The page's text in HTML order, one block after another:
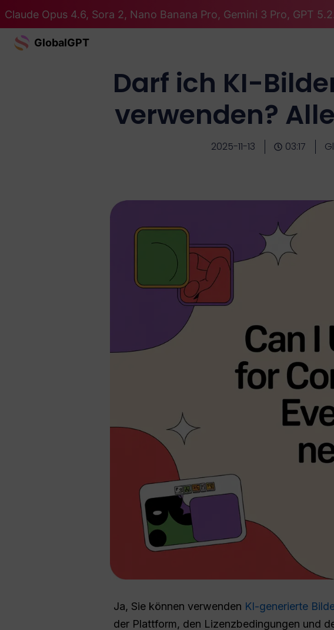
Claude Opus 4.6, Sora 2, Nano Banana Pro, Gemini 3 Pro, GPT
GlobalGPT
Darf ich KI-
verwenden?
2025-11-13 03:17
Ja, Sie können verwenden KI-generierte
der Plattform, den Lizenzbedingungen und